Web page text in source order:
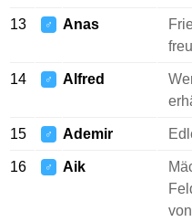
13 ♂ Anas
14 ♂ Alfred
15 ♂ Ademir
16 ♂ Aik